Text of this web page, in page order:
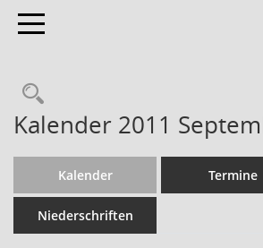
Toggle navigation
Kalender 2011
Kalender Termine
Niederschriften